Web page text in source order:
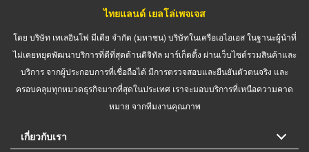
ไทยแลนด์ เยลโล่เพจเจส
โดย บริษัท เทเลอินโฟ มีเดีย จำกัด (มหาชน) บริษัทในเครือเอไอเอส ในฐานะผู้นำที่
ไม่เคยหยุดพัฒนาบริการที่ดีที่สุดด้านดิจิทัล มาร์เก็ตติ้ง ผ่านเว็บไซต์รวมสินค้าและ
บริการ จากผู้ประกอบการที่เชื่อถือได้ มีการตรวจสอบและยืนยันตัวตนจริง และ
ครอบคลุมทุกหมวดธุรกิจมากที่สุดในประเทศ เราจะมอบบริการที่เหนือความคาด
หมาย จากทีมงานคุณภาพ
เกี่ยวกับเรา